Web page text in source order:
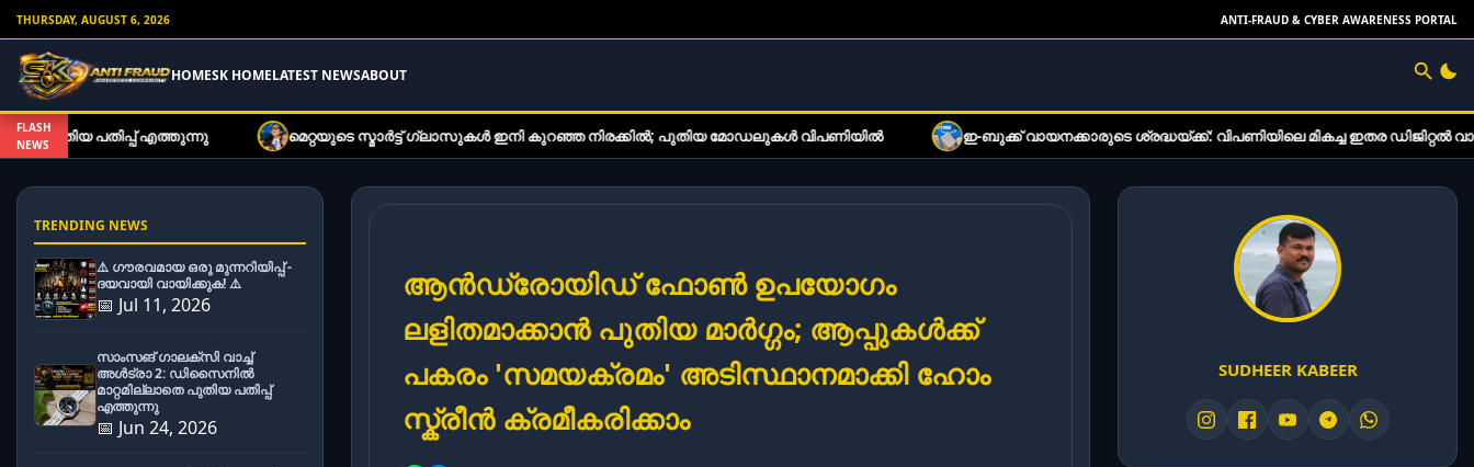
THURSDAY, AUGUST 6, 2026 ANTI-FRAUD & CYBER AWARENESS PORTAL
HOMESK HOMELATEST NEWSABOUT
FLASH
NEWSഎത്തുന്നു മെറ്റയുടെ സ്മാർട്ട് ഗ്ലാസുകൾ ഇനി കുറഞ്ഞ നിരക്കിൽ; പുതിയ മോഡലുകൾ വിപണിയിൽ ഇ-ബുക്ക് വായനക്കാരുടെ ശ്രദ്ധയ്ക്ക്: വിപണിയിലെ മികച്ച ഇതര ഡിജിറ്റൽ വായനാ
TRENDING NEWS
⚠️ ഗൗരവമായ ഒരു മുന്നറിയിപ്പ് -
ദയവായി വായിക്കുക! ⚠️
📅 Jul 11, 2026
സാംസങ് ഗാലക്സി വാച്ച്
അൾട്രാ 2: ഡിസൈനിൽ
മാറ്റമില്ലാതെ പുതിയ പതിപ്പ്
എത്തുന്നു
📅 Jun 24, 2026
ആൻഡ്രോയിഡ് ഫോൺ ഉപയോഗം
ലളിതമാക്കാൻ പുതിയ മാർഗ്ഗം; ആപ്പുകൾക്ക്
പകരം 'സമയക്രമം' അടിസ്ഥാനമാക്കി ഹോം
സ്ക്രീൻ ക്രമീകരിക്കാം
SUDHEER KABEER